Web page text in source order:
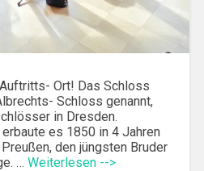
Ort! Das Schloss
Schloss genannt,
in Dresden.
es 1850 in 4 Jahren
den jüngsten Bruder
… Weiterlesen -->